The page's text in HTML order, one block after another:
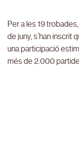
Per a les 19
de juny, s’han
una participació
més de 2.000